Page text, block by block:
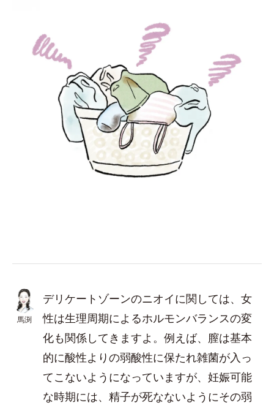
馬渕
デリケートゾーンのニオイに関しては、女
性は生理周期によるホルモンバランスの変
化も関係してきますよ。例えば、膣は基本
的に酸性よりの弱酸性に保たれ雑菌が入っ
てこないようになっていますが、妊娠可能
な時期には、精子が死なないようにその弱